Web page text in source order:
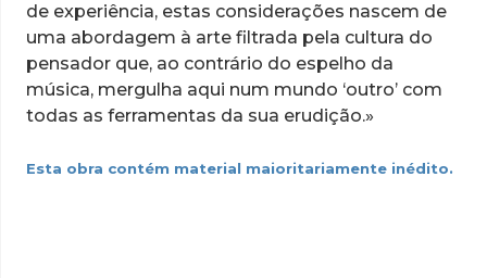
de experiência, estas considerações nascem de
uma abordagem à arte filtrada pela cultura do
pensador que, ao contrário do espelho da
música, mergulha aqui num mundo ‘outro’ com
todas as ferramentas da sua erudição.»
Esta obra contém material maioritariamente inédito.